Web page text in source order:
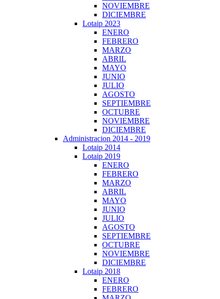
NOVIEMBRE
DICIEMBRE
Lotaip 2023
ENERO
FEBRERO
MARZO
ABRIL
MAYO
JUNIO
JULIO
AGOSTO
SEPTIEMBRE
OCTUBRE
NOVIEMBRE
DICIEMBRE
Administracion 2014 - 2019
Lotaip 2014
Lotaip 2019
ENERO
FEBRERO
MARZO
ABRIL
MAYO
JUNIO
JULIO
AGOSTO
SEPTIEMBRE
OCTUBRE
NOVIEMBRE
DICIEMBRE
Lotaip 2018
ENERO
FEBRERO